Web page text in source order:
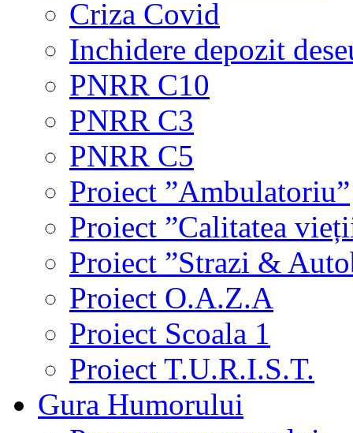
Criza Covid
Inchidere depozit
PNRR C10
PNRR C3
PNRR C5
Proiect ”Ambulatoriu”
Proiect ”Calitatea
Proiect ”Strazi &
Proiect O.A.Z.A
Proiect Scoala 1
Proiect T.U.R.I.S.T.
Gura Humorului